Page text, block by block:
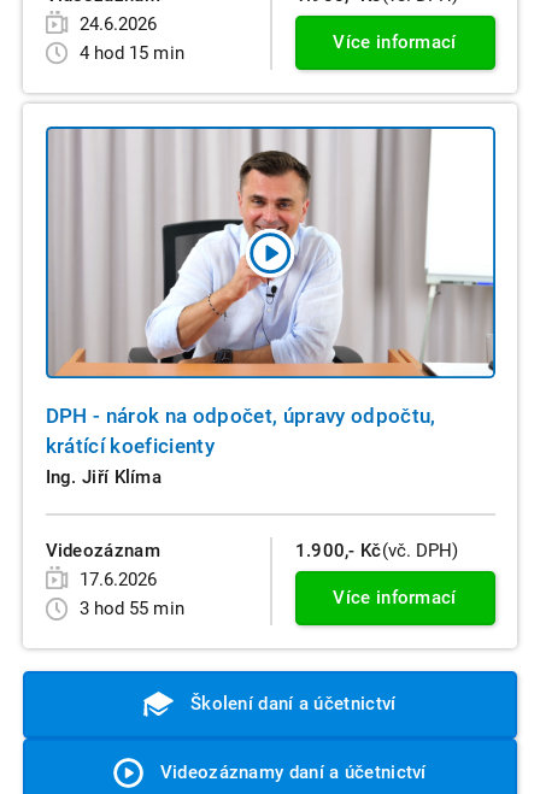
24.6.2026
4 hod 15 min
Více informací
DPH - nárok na odpočet, úpravy odpočtu,
krátící koeficienty
Ing. Jiří Klíma
Videozáznam
17.6.2026
3 hod 55 min
1.900,- Kč(vč. DPH)
Více informací
Školení daní a účetnictví
Videozáznamy daní a účetnictví